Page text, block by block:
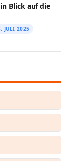
Blick auf die
JULI 2025